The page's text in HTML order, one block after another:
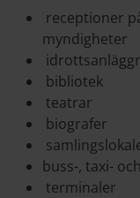
receptioner
myndigheter
bibliotek
teatrar
biografer
buss-, taxi-
terminaler